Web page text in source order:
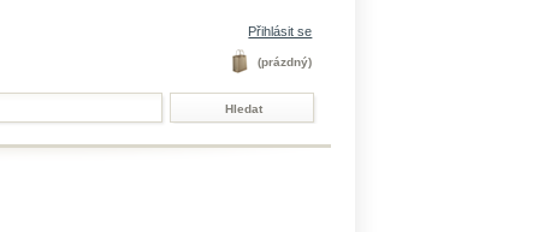
Přihlásit se
(prázdný)